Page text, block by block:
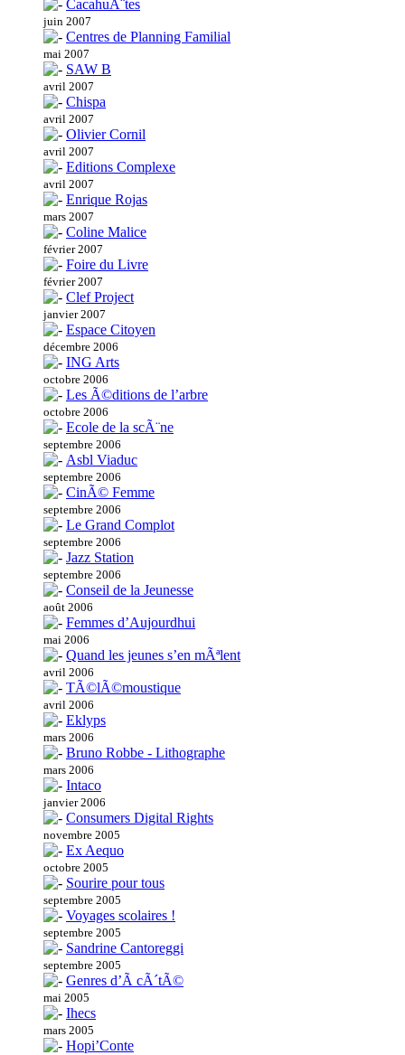
CacahuÃ¨tes
juin 2007
Centres de Planning Familial
mai 2007
SAW B
avril 2007
Chispa
avril 2007
Olivier Cornil
avril 2007
Editions Complexe
avril 2007
Enrique Rojas
mars 2007
Coline Malice
février 2007
Foire du Livre
février 2007
Clef Project
janvier 2007
Espace Citoyen
décembre 2006
ING Arts
octobre 2006
Les Ã©ditions de l’arbre
octobre 2006
Ecole de la scÃ¨ne
septembre 2006
Asbl Viaduc
septembre 2006
CinÃ© Femme
septembre 2006
Le Grand Complot
septembre 2006
Jazz Station
septembre 2006
Conseil de la Jeunesse
août 2006
Femmes d’Aujourdhui
mai 2006
Quand les jeunes s’en mÃªlent
avril 2006
TÃ©lÃ©moustique
avril 2006
Eklyps
mars 2006
Bruno Robbe - Lithographe
mars 2006
Intaco
janvier 2006
Consumers Digital Rights
novembre 2005
Ex Aequo
octobre 2005
Sourire pour tous
septembre 2005
Voyages scolaires !
septembre 2005
Sandrine Cantoreggi
septembre 2005
Genres d’Ã cÃ´tÃ©
mai 2005
Ihecs
mars 2005
Hopi’Conte